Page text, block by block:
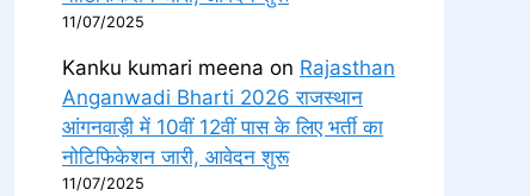
11/07/2025
Kanku kumari meena on Rajasthan
Anganwadi Bharti 2026 राजस्थान
आंगनवाड़ी में 10वीं 12वीं पास के लिए भर्ती का
नोटिफिकेशन जारी, आवेदन शुरू
11/07/2025